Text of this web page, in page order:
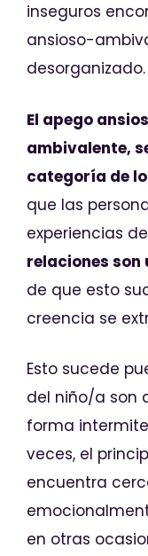
inseguros
ansioso-
desorganizado.
El apego
ambivalente,
categoría de
que las
experiencias
relaciones
de que esto
creencia se
Esto sucede
del niño/a son
forma
veces, el
encuentra
en otras